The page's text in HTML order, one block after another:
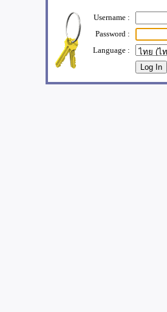
Username :
Password :
Language :